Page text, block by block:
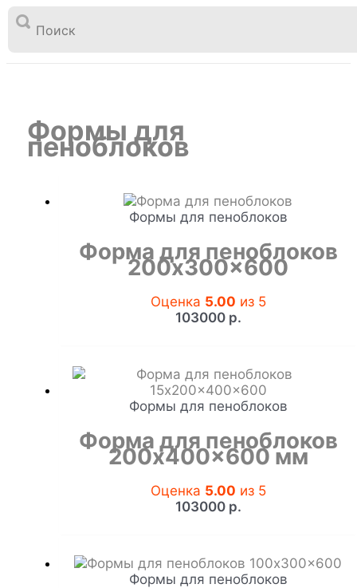
Перейти
Формы для
пеноблоков
Формы для пеноблоков
Форма для пеноблоков
200x300x600
Оценка 5.00 из 5
103000 р.
Формы для пеноблоков
Форма для пеноблоков
200x400x600 мм
Оценка 5.00 из 5
103000 р.
Формы для пеноблоков